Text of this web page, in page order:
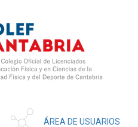
ÁREA DE USUARIOS